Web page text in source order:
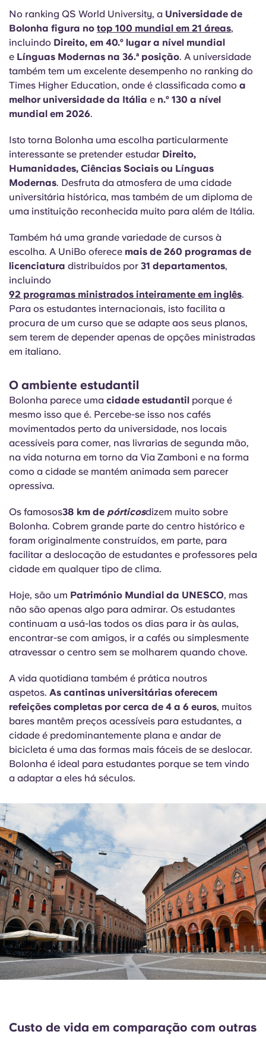
No ranking QS World University, a Universidade de
Bolonha figura no top 100 mundial em 21 áreas,
incluindo Direito, em 40.º lugar a nível mundial
e Línguas Modernas na 36.ª posição. A universidade
também tem um excelente desempenho no ranking do
Times Higher Education, onde é classificada como a
melhor universidade da Itália e n.º 130 a nível
mundial em 2026.
Isto torna Bolonha uma escolha particularmente
interessante se pretender estudar Direito,
Humanidades, Ciências Sociais ou Línguas
Modernas. Desfruta da atmosfera de uma cidade
universitária histórica, mas também de um diploma de
uma instituição reconhecida muito para além de Itália.
Também há uma grande variedade de cursos à
escolha. A UniBo oferece mais de 260 programas de
licenciatura distribuídos por 31 departamentos,
incluindo
92 programas ministrados inteiramente em inglês.
Para os estudantes internacionais, isto facilita a
procura de um curso que se adapte aos seus planos,
sem terem de depender apenas de opções ministradas
em italiano.
O ambiente estudantil
Bolonha parece uma cidade estudantil porque é
mesmo isso que é. Percebe-se isso nos cafés
movimentados perto da universidade, nos locais
acessíveis para comer, nas livrarias de segunda mão,
na vida noturna em torno da Via Zamboni e na forma
como a cidade se mantém animada sem parecer
opressiva.
Os famosos38 km de pórticosdizem muito sobre
Bolonha. Cobrem grande parte do centro histórico e
foram originalmente construídos, em parte, para
facilitar a deslocação de estudantes e professores pela
cidade em qualquer tipo de clima.
Hoje, são um Património Mundial da UNESCO, mas
não são apenas algo para admirar. Os estudantes
continuam a usá-las todos os dias para ir às aulas,
encontrar-se com amigos, ir a cafés ou simplesmente
atravessar o centro sem se molharem quando chove.
A vida quotidiana também é prática noutros
aspetos. As cantinas universitárias oferecem
refeições completas por cerca de 4 a 6 euros, muitos
bares mantêm preços acessíveis para estudantes, a
cidade é predominantemente plana e andar de
bicicleta é uma das formas mais fáceis de se deslocar.
Bolonha é ideal para estudantes porque se tem vindo
a adaptar a eles há séculos.
Custo de vida em comparação com outras